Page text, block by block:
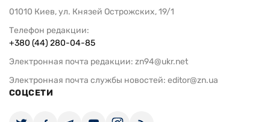
01010 Киев, ул. Князей Острожских, 19/1
Телефон редакции:
+380 (44) 280-04-85
Электронная почта редакции: zn94@ukr.net
Электронная почта службы новостей: editor@zn.ua
СОЦСЕТИ